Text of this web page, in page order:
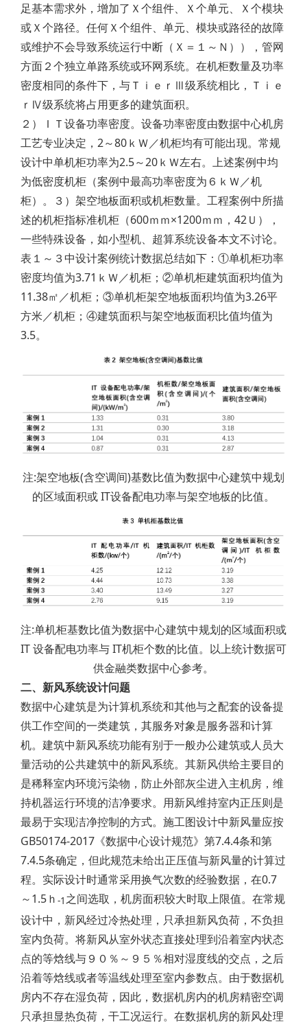
足基本需求外，增加了Ｘ个组件、Ｘ个单元、Ｘ个模块
或Ｘ个路径。任何Ｘ个组件、单元、模块或路径的故障
或维护不会导致系统运行中断（Ｘ＝１～Ｎ）），管网
方面２个独立单路系统或环网系统。在机柜数量及功率
密度相同的条件下，与ＴｉｅｒⅢ级系统相比，Ｔｉｅ
ｒⅣ级系统将占用更多的建筑面积。
２）ＩＴ设备功率密度。设备功率密度由数据中心机房
工艺专业决定，2～80ｋＷ／机柜均有可能出现。常规
设计中单机柜功率为2.5～20ｋＷ左右。上述案例中均
为低密度机柜（案例中最高功率密度为６ｋＷ／机
柜）。３）架空地板面积或机柜数量。工程案例中所描
述的机柜指标准机柜（600ｍｍ×1200ｍｍ，42Ｕ），
一些特殊设备，如小型机、超算系统设备本文不讨论。
表１～３中设计案例统计数据总结如下：①单机柜功率
密度均值为3.71ｋＷ／机柜；②单机柜建筑面积均值为
11.38㎡／机柜；③单机柜架空地板面积均值为3.26平
方米／机柜；④建筑面积与架空地板面积比值均值为
3.5。
注:架空地板(含空调间)基数比值为数据中心建筑中规划
的区域面积或 IT设备配电功率与架空地板的比值。
注:单机柜基数比值为数据中心建筑中规划的区域面积或
IT 设备配电功率与 IT机柜个数的比值。以上统计数据可
供金融类数据中心参考。
二、新风系统设计问题
数据中心建筑是为计算机系统和其他与之配套的设备提
供工作空间的一类建筑，其服务对象是服务器和计算
机。建筑中新风系统功能有别于一般办公建筑或人员大
量活动的公共建筑中的新风系统。其新风供给主要目的
是稀释室内环境污染物，防止外部灰尘进入主机房，维
持机器运行环境的洁净要求。用新风维持室内正压则是
最易于实现洁净控制的方式。施工图设计中新风量应按
GB50174-2017《数据中心设计规范》第7.4.4条和第
7.4.5条确定，但此规范未给出正压值与新风量的计算过
程。实际设计时通常采用换气次数的经验数据，在0.7
～1.5ｈ -1之间选取，机房面积较大时取上限值。在常规
设计中，新风经过冷热处理，只承担新风负荷，不负担
室内负荷。将新风从室外状态直接处理到沿着室内状态
点的等焓线与９０％～９５％相对湿度线的交点，之后
沿着等焓线或者等温线处理至室内参数点。由于数据机
房内不存在湿负荷，因此，数据机房内的机房精密空调
只承担显热负荷，干工况运行。在数据机房的新风处理